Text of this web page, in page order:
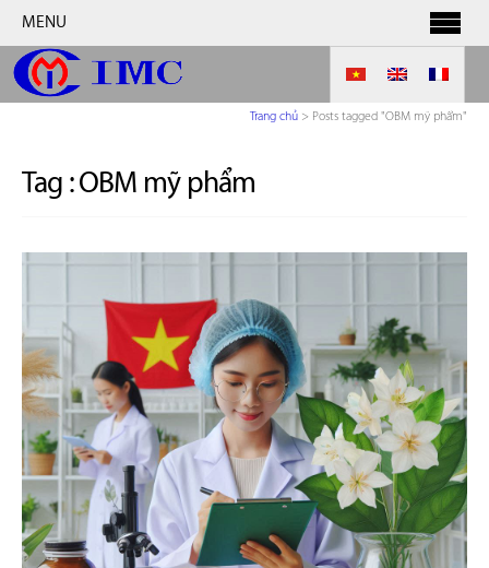
MENU
Trang chủ > Posts tagged "OBM mỹ phẩm"
Tag :OBM mỹ phẩm